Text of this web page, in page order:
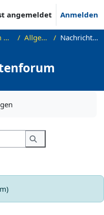
angemeldet Anmelden
vhb - Strukturen A2 Demokurs Allgemeines Nachrichtenforum
Foren durchsuchen
Foren durchsuchen